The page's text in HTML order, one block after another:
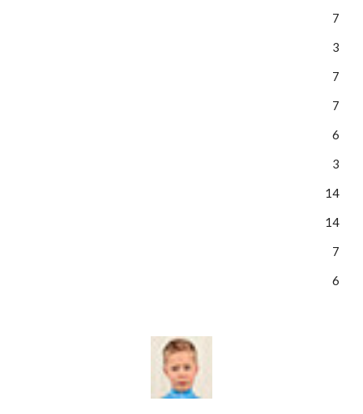
7
3
7
7
6
3
14
14
7
6